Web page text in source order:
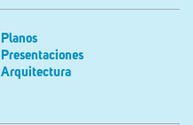
Planos
Presentaciones
Arquitectura